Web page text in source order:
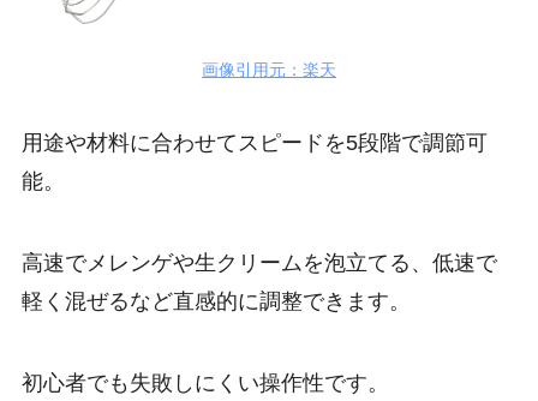
画像引用元：楽天
用途や材料に合わせてスピードを5段階で調節可
能。
高速でメレンゲや生クリームを泡立てる、低速で
軽く混ぜるなど直感的に調整できます。
初心者でも失敗しにくい操作性です。